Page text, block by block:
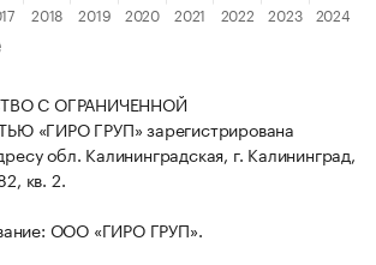
С ОГРАНИЧЕННОЙ
«ГИРО ГРУП» зарегистрирована
обл. Калининградская, г. Калининград,
кв. 2.
ООО «ГИРО ГРУП».